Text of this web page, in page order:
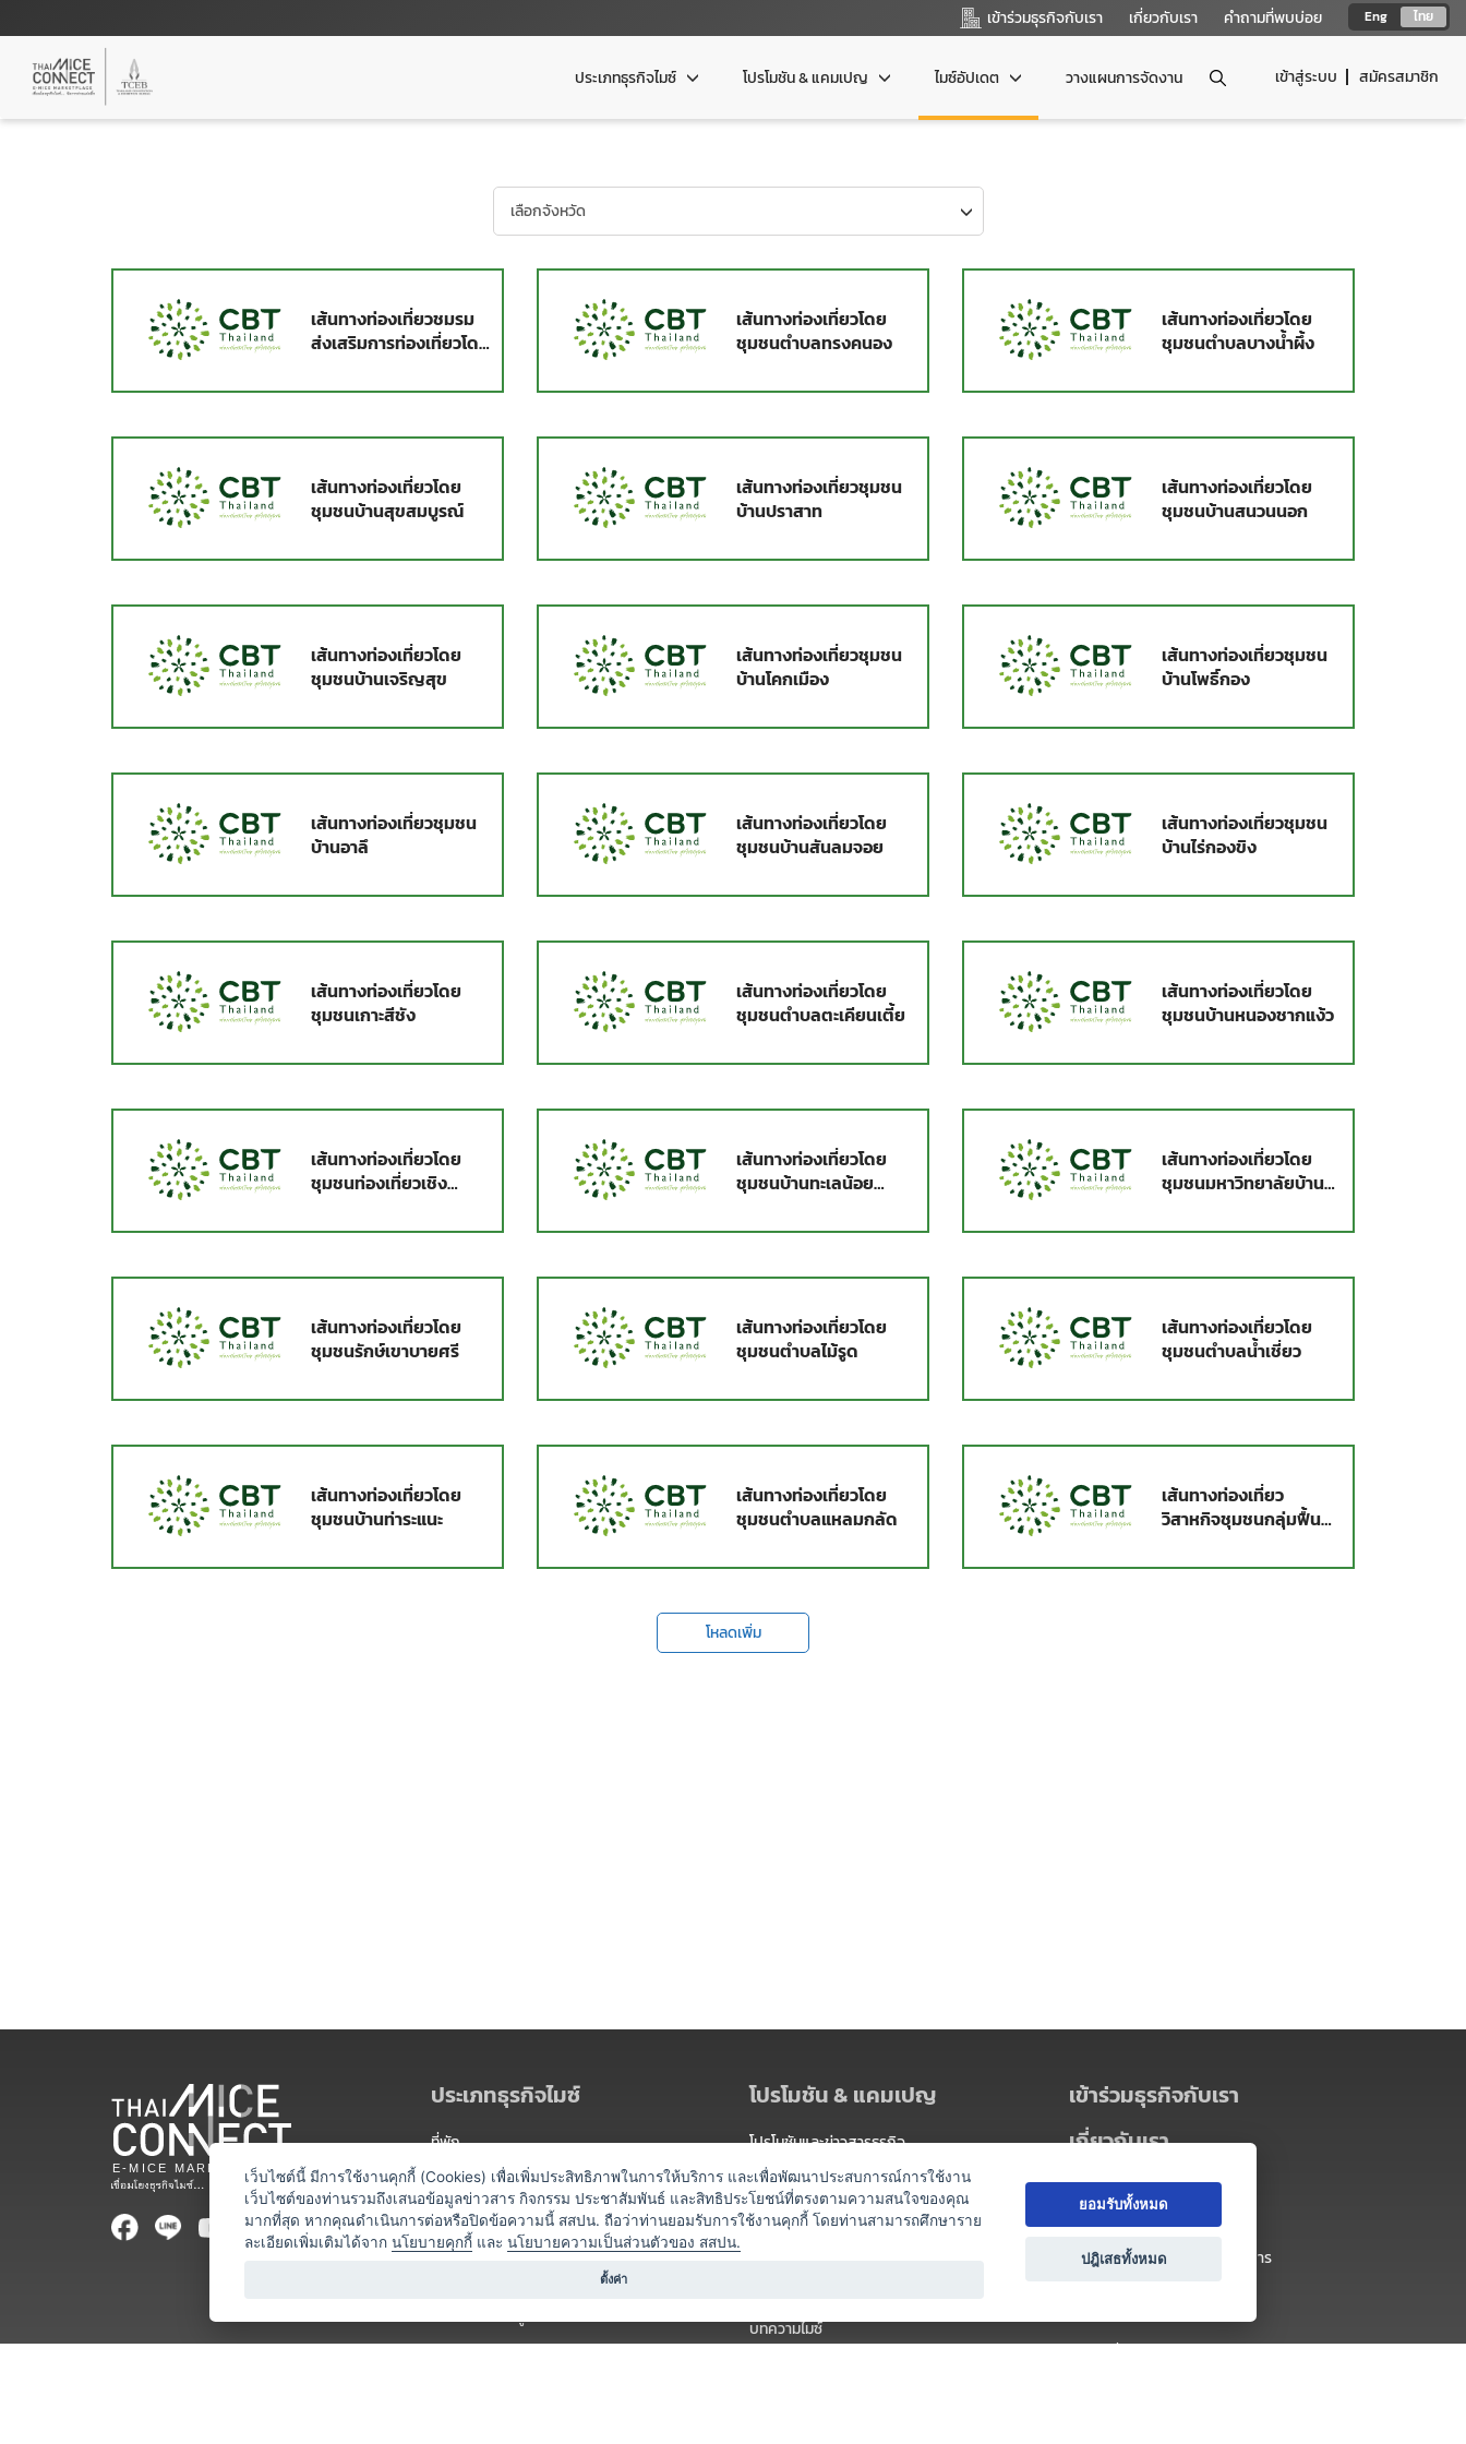
Eng ไทย
เข้าร่วมธุรกิจกับเรา เกี่ยวกับเรา คำถามที่พบบ่อย
เข้าสู่ระบบ สมัครสมาชิก
ประเภทธุรกิจไมซ์ โปรโมชัน & แคมเปญ ไมซ์อัปเดต วางแผนการจัดงาน
เส้นทางท่องเที่ยวชมรม
ส่งเสริมการท่องเที่ยวโดย
เส้นทางท่องเที่ยวโดย
ชุมชนตำบลทรงคนอง
เส้นทางท่องเที่ยวโดย
ชุมชนตำบลบางน้ำผึ้ง
เส้นทางท่องเที่ยวโดย
ชุมชนบ้านสุขสมบูรณ์
เส้นทางท่องเที่ยวชุมชน
บ้านปราสาท
เส้นทางท่องเที่ยวโดย
ชุมชนบ้านสนวนนอก
เส้นทางท่องเที่ยวโดย
ชุมชนบ้านเจริญสุข
เส้นทางท่องเที่ยวชุมชน
บ้านโคกเมือง
เส้นทางท่องเที่ยวชุมชน
บ้านโพธิ์กอง
เส้นทางท่องเที่ยวชุมชน
บ้านอาลึ
เส้นทางท่องเที่ยวโดย
ชุมชนบ้านสันลมจอย
เส้นทางท่องเที่ยวชุมชน
บ้านไร่กองขิง
เส้นทางท่องเที่ยวโดย
ชุมชนเกาะสีชัง
เส้นทางท่องเที่ยวโดย
ชุมชนตำบลตะเคียนเตี้ย
เส้นทางท่องเที่ยวโดย
ชุมชนบ้านหนองชากแง้ว
เส้นทางท่องเที่ยวโดย
ชุมชนท่องเที่ยวเชิง
เส้นทางท่องเที่ยวโดย
ชุมชนบ้านทะเลน้อย
เส้นทางท่องเที่ยวโดย
ชุมชนมหาวิทยาลัยบ้าน
เส้นทางท่องเที่ยวโดย
ชุมชนรักษ์เขาบายศรี
เส้นทางท่องเที่ยวโดย
ชุมชนตำบลไม้รูด
เส้นทางท่องเที่ยวโดย
ชุมชนตำบลน้ำเชี่ยว
เส้นทางท่องเที่ยวโดย
ชุมชนบ้านท่าระแนะ
เส้นทางท่องเที่ยวโดย
ชุมชนตำบลแหลมกลัด
เส้นทางท่องเที่ยว
วิสาหกิจชุมชนกลุ่มฟื้นฟู
โหลดเพิ่ม
ประเภทธุรกิจไมซ์
ที่พัก
สถานที่จัดงาน
ท่องเที่ยว / นำเที่ยว
ออแกไนเซอร์
บริการสำหรับผู้จัดงาน
โปรโมชัน & แคมเปญ
โปรโมชันและข่าวสารธุรกิจ
แพ็กเกจ
แคมเปญ
บทความไมซ์
เข้าร่วมธุรกิจกับเรา
เกี่ยวกับเรา
เกี่ยวกับ Thai MICE Connect
นโยบายความเป็นส่วนตัว
ข้อตกลง และเงื่อนไขการใช้บริการ
เว็บไซต์นี้ มีการใช้งานคุกกี้ (Cookies) เพื่อเพิ่มประสิทธิภาพในการให้บริการ และเพื่อพัฒนาประสบการณ์การใช้งาน
เว็บไซต์ของท่านรวมถึงเสนอข้อมูลข่าวสาร กิจกรรม ประชาสัมพันธ์ และสิทธิประโยชน์ที่ตรงตามความสนใจของคุณ
มากที่สุด หากคุณดำเนินการต่อหรือปิดข้อความนี้ สสปน. ถือว่าท่านยอมรับการใช้งานคุกกี้ โดยท่านสามารถศึกษาราย
ละเอียดเพิ่มเติมได้จาก นโยบายคุกกี้ และ นโยบายความเป็นส่วนตัวของ สสปน.
ตั้งค่า
ยอมรับทั้งหมด
ปฎิเสธทั้งหมด